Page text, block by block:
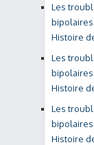
Les
Histoire
Les
Histoire
Les
Histoire